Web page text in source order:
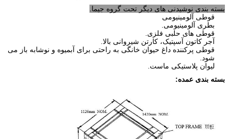
بسته بندی نوشیدنی های دیگر تحت گروه جیما.
قوطی آلومینیومی
بطری آلومینیومی.
قوطی های حلبی فلزی.
آجر کاتون آسپتیک، کارتن شیروانی بالا.
قوطی پرکننده داغ حیوان خانگی به راحتی برای آبمیوه و نوشابه باز می
شود.
لیوان پلاستیکی ماست.
بسته بندی عمده: